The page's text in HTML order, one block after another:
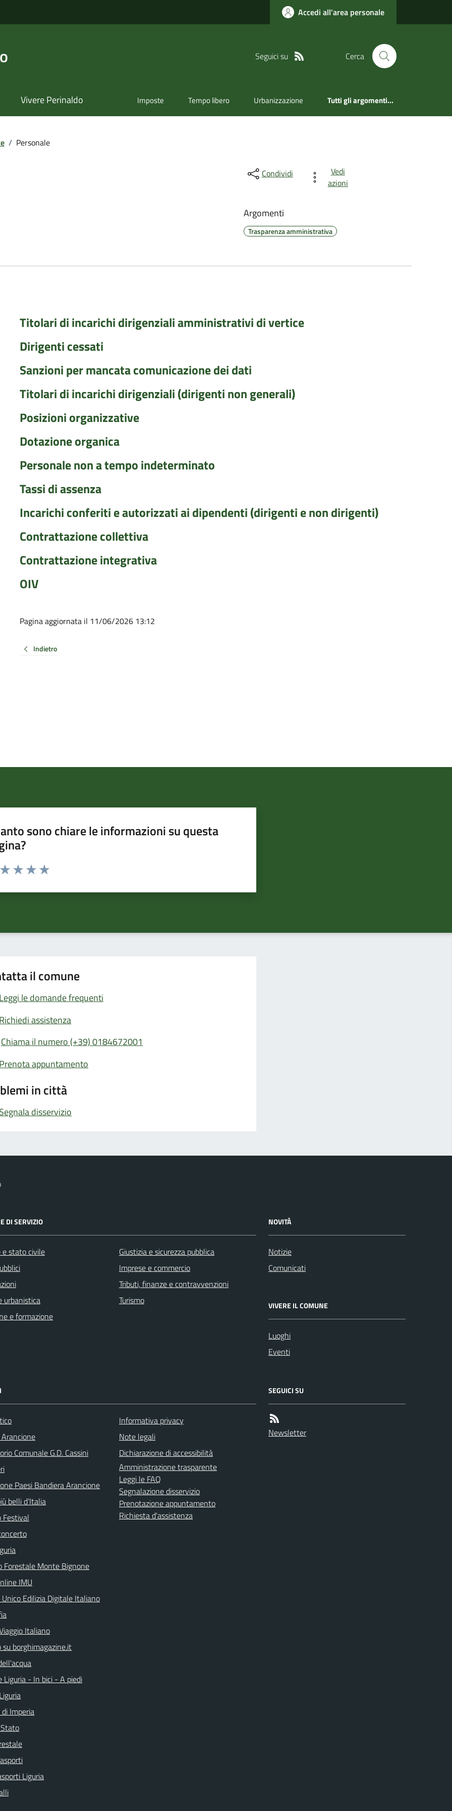
Accedi all'area personale
Seguici su Cerca
Vivere Perinaldo Imposte Tempo libero Urbanizzazione Tutti gli argomenti...
/ Personale
Condividi
Vedi
azioni
Argomenti
Trasparenza amministrativa
Titolari di incarichi dirigenziali amministrativi di vertice
Dirigenti cessati
Sanzioni per mancata comunicazione dei dati
Titolari di incarichi dirigenziali (dirigenti non generali)
Posizioni organizzative
Dotazione organica
Personale non a tempo indeterminato
Tassi di assenza
Incarichi conferiti e autorizzati ai dipendenti (dirigenti e non dirigenti)
Contrattazione collettiva
Contrattazione integrativa
OIV
Pagina aggiornata il 11/06/2026 13:12
Indietro
sono chiare le informazioni su questa
da 1 a 5 stelle la pagina
il comune
Leggi le domande frequenti
Richiedi assistenza
Chiama il numero (+39) 0184672001
Prenota appuntamento
in città
Segnala disservizio
DI SERVIZIO
e stato civile
urbanistica
e formazione
Giustizia e sicurezza pubblica
Imprese e commercio
Tributi, finanze e contravvenzioni
Turismo
NOVITÀ
Notizie
Comunicati
VIVERE IL COMUNE
Luoghi
Eventi
Comunale G.D. Cassini
Paesi Bandiera Arancione
belli d’Italia
Festival
Forestale Monte Bignone
IMU
Edilizia Digitale Italiano
Italiano
su borghimagazine.it
Liguria - In bici - A piedi
Imperia
Liguria
Informativa privacy
Note legali
Dichiarazione di accessibilità
Amministrazione trasparente
Leggi le FAQ
Segnalazione disservizio
Prenotazione appuntamento
Richiesta d'assistenza
SEGUICI SU
Newsletter